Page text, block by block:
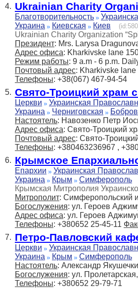
4. Ukrainian Charity
Благотворительность
Украина
Киевская Киев
Ukrainian Charity Organization
Президент: Mrs. Larysa
Адрес офиса: Kharkivske lane
Режим работы: 9 a.m - 6 p.m.
Почтовый адрес: Kharkivske
Телефоны: +38(067) 467-94-54
5. Свято-Троицкий храм
Церкви
Украинская
Украина
Черниговская
Настоятель: Навозенко Петр
Адрес офиса: Свято-Троицкий
Почтовый адрес: Свято-
Телефоны: +380463236967 ,
6. Крымское
Епархии
Украинская
Украина
Крым Симферополь
Крымская Митрополия
Митрополит: Симферопольский
Богослужения: ул. Героев
Адрес офиса: ул. Героев
Телефоны: +380652 25-45-11
7. Петро-Павловский
Церкви
Украинская
Украина
Крым Симферополь
Настоятель: Александр
Богослужения: ул.
Телефоны: +380652 29-79-71